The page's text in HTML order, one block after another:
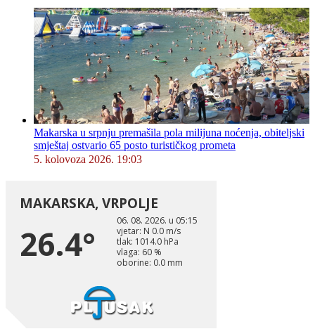
Makarska u srpnju premašila pola milijuna noćenja, obiteljski
smještaj ostvario 65 posto turističkog prometa
5. kolovoza 2026. 19:03